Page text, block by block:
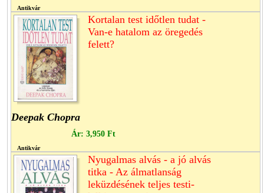
Antikvár
Kortalan test időtlen tudat -
Van-e hatalom az öregedés
felett?
Deepak Chopra
Ár: 3,950 Ft
Antikvár
Nyugalmas alvás - a jó alvás
titka - Az álmatlanság
leküzdésének teljes testi-